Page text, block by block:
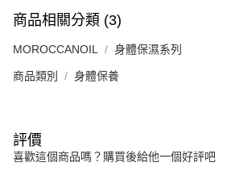
商品相關分類 (3)
MOROCCANOIL 身體保濕系列
商品類別 身體保養
評價
喜歡這個商品嗎？購買後給他一個好評吧